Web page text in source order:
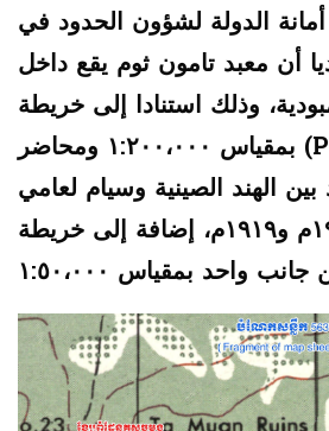
الدولة لشؤون الحدود في
أن معبد تامون ثوم يقع داخل
وذلك استنادا إلى خريطة
بمقياس ١:٢٠٠،٠٠٠ ومحاضر (PV) الصادرة عن
الهند الصينية وسيام لعامي
١٩٠٨م و١٩١٩م، إضافة إلى خريطة L٧٠١٧ التي